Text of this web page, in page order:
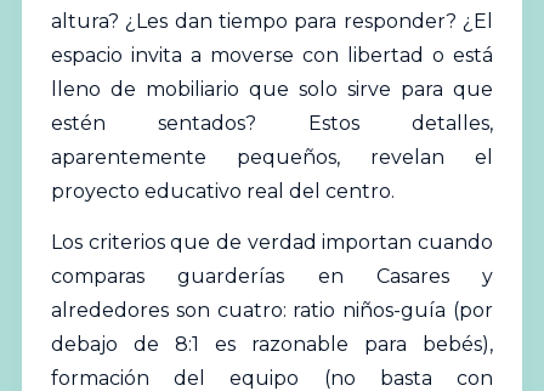
altura? ¿Les dan tiempo para responder? ¿El
espacio invita a moverse con libertad o está
lleno de mobiliario que solo sirve para que
estén sentados? Estos detalles,
aparentemente pequeños, revelan el
proyecto educativo real del centro.
Los criterios que de verdad importan cuando
comparas guarderías en Casares y
alrededores son cuatro: ratio niños-guía (por
debajo de 8:1 es razonable para bebés),
formación del equipo (no basta con